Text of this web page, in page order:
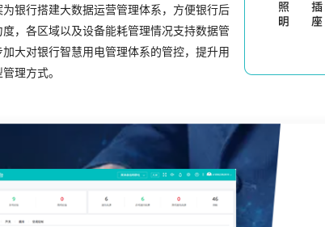
银行搭建大数据运营管理体系，方便银行后
，各区域以及设备能耗管理情况支持数据管
大对银行智慧用电管理体系的管控，提升用
理方式。